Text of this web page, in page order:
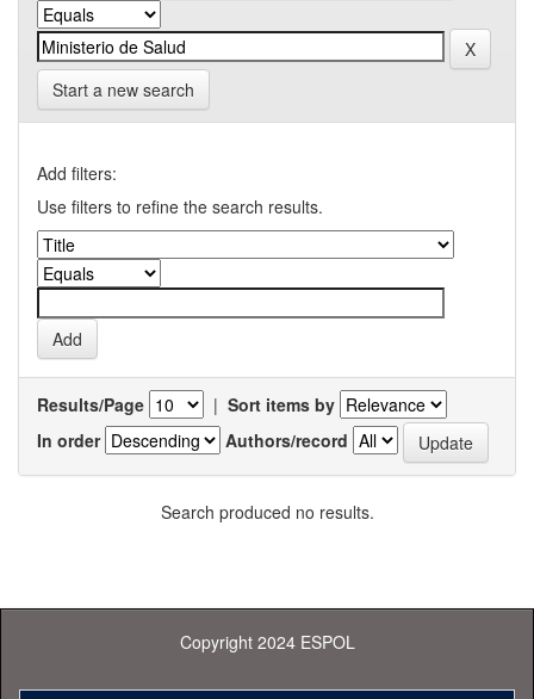
Start a new search
Add filters:
Use filters to refine the search results.
Results/Page | Sort items by
In order
Authors/record
Search produced no results.
Copyright 2024 ESPOL